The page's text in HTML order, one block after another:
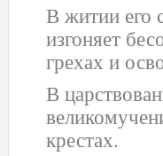
В житии его
изгоняет
грехах и
В
крестах.